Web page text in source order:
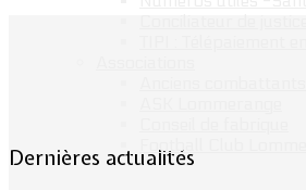
Football Club
Dernières actualités